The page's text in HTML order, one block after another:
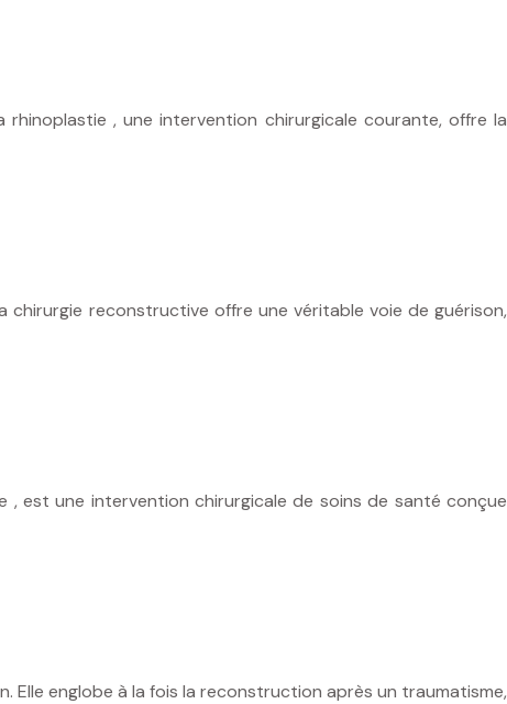
, une intervention chirurgicale courante, offre la
reconstructive offre une véritable voie de guérison,
, est une intervention chirurgicale de soins de santé conçue
Elle englobe à la fois la reconstruction après un traumatisme,